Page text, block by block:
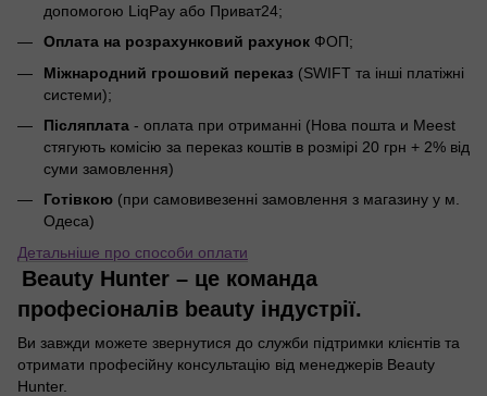
допомогою LiqPay або Приват24;
Оплата на розрахунковий рахунок ФОП;
Міжнародний грошовий переказ (SWIFT та інші платіжні
системи);
Післяплата - оплата при отриманні (Нова пошта и Meest
стягують комісію за переказ коштів в розмірі 20 грн + 2% від
суми замовлення)
Готівкою (при самовивезенні замовлення з магазину у м.
Одеса)
Детальніше про способи оплати
Beauty Hunter – це команда
професіоналів beauty індустрії.
Ви завжди можете звернутися до служби підтримки клієнтів та
отримати професійну консультацію від менеджерів Beauty
Hunter.